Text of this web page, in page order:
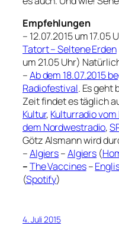
Empfehlungen
– 12.07.2015 um 17.05
Tatort – Seltene Erden
um 21.05 Uhr)
–Ab dem 18.07.2015
Radiofestival. Es geht
Zeit findet es täglich
Kultur, Kulturradio vom
dem Nordwestradio,
Götz Alsmann wird
–Algiers–Algiers (
–The Vaccines–
(Spotify)
4. Juli 2015